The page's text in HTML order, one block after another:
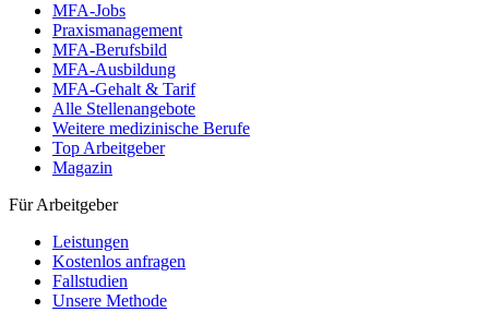
MFA-Jobs
Praxismanagement
MFA-Berufsbild
MFA-Ausbildung
MFA-Gehalt & Tarif
Alle Stellenangebote
Weitere medizinische Berufe
Top Arbeitgeber
Magazin
Für Arbeitgeber
Leistungen
Kostenlos anfragen
Fallstudien
Unsere Methode